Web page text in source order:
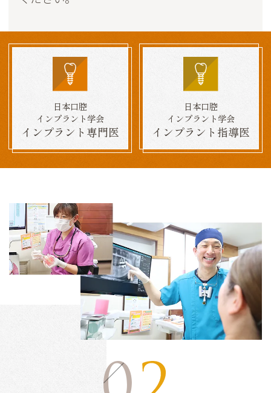
日本口腔
インプラント学会
インプラント専門医
日本口腔
インプラント学会
インプラント指導医